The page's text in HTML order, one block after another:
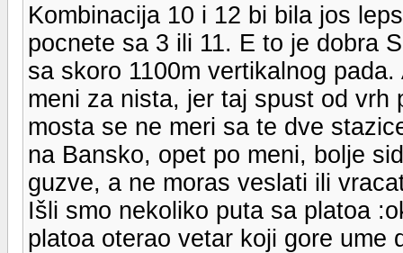
Kombinacija 10 i 12 bi bila jos
pocnete sa 3 ili 11. E to je dobra
sa skoro 1100m vertikalnog
meni za nista, jer taj spust od vrh
mosta se ne meri sa te dve
na Bansko, opet po meni, bolje
guzve, a ne moras veslati ili
Išli smo nekoliko puta sa platoa
platoa oterao vetar koji gore ume